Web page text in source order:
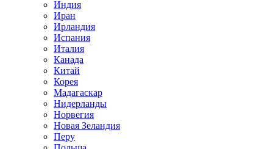
Индия
Иран
Ирландия
Испания
Италия
Канада
Китай
Корея
Мадагаскар
Нидерланды
Норвегия
Новая Зеландия
Перу